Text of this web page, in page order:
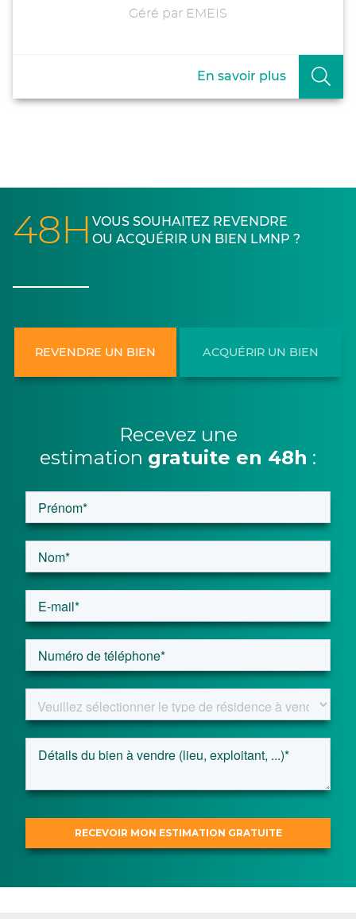
Géré par EMEIS
En savoir plus
48H VOUS SOUHAITEZ REVENDRE
OU ACQUÉRIR UN BIEN LMNP ?
REVENDRE UN BIEN ACQUÉRIR UN BIEN